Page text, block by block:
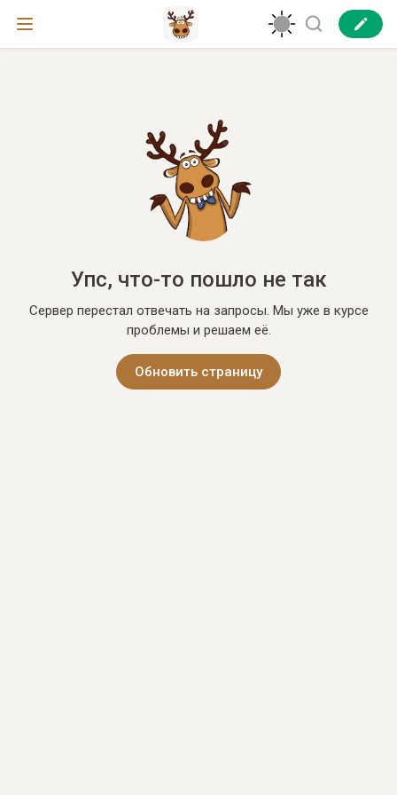
Упс, что-то пошло не так
Сервер перестал отвечать на запросы. Мы уже в курсе
проблемы и решаем её.
Обновить страницу